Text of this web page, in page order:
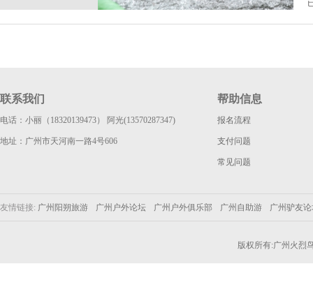
联系我们
电话：小丽（18320139473） 阿光(13570287347)
地址：广州市天河南一路4号606
帮助信息
报名流程
支付问题
常见问题
友情链接: 广州阳朔旅游 广州户外论坛 广州户外俱乐部 广州自助游 广州驴友
版权所有:广州火烈